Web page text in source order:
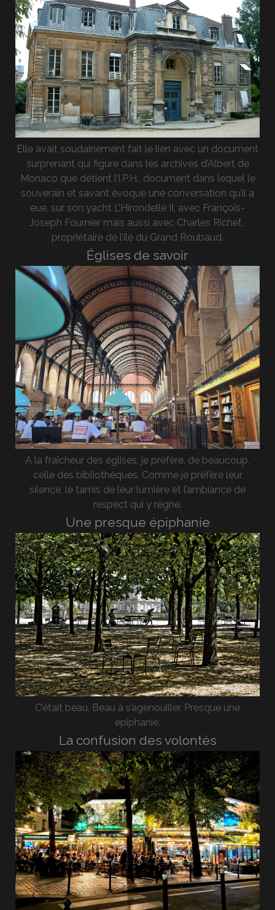
Elle avait soudainement fait le lien avec un document
surprenant qui figure dans les archives d’Albert de
Monaco que détient l’I.P.H., document dans lequel le
souverain et savant évoque une conversation qu’il a
eue, sur son yacht L’Hirondelle II, avec François-
Joseph Fournier mais aussi avec Charles Richet,
propriétaire de l’île du Grand Roubaud.
Églises de savoir
A la fraîcheur des églises, je préfère, de beaucoup,
celle des bibliothèques. Comme je préfère leur
silence, le tamis de leur lumière et l’ambiance de
respect qui y règne.
Une presque épiphanie
C’était beau. Beau à s’agenouiller. Presque une
épiphanie.
La confusion des volontés